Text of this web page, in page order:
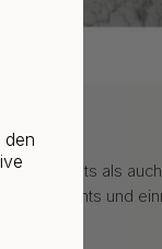
rechts als
nach rechts und